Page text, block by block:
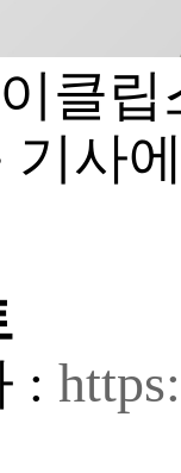
클
기사
: